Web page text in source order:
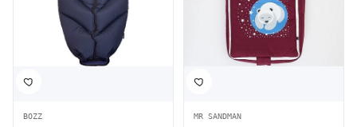
BOZZ MR SANDMAN